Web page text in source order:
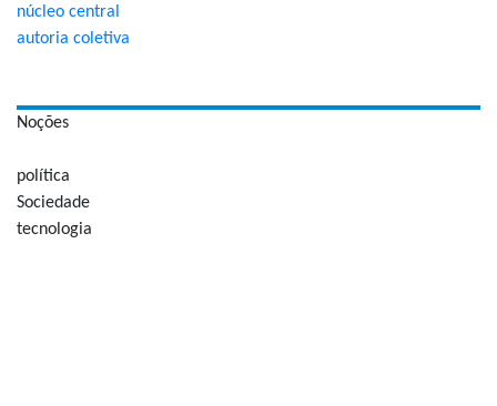
núcleo central
autoria coletiva
Noções
política
Sociedade
tecnologia